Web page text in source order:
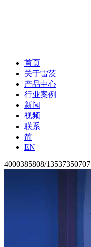
首页
关于雷茨
产品中心
行业案例
新闻
视频
联系
简
EN
4000385808/13537350707